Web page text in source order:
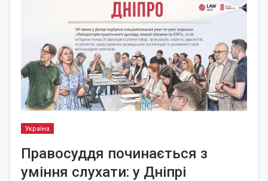
Україна
Правосуддя починається з
уміння слухати: у Дніпрі